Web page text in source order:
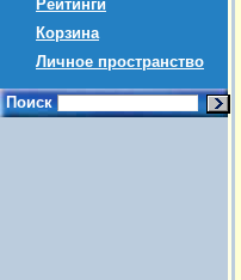
Рейтинги
Корзина
Личное пространство
Поиск